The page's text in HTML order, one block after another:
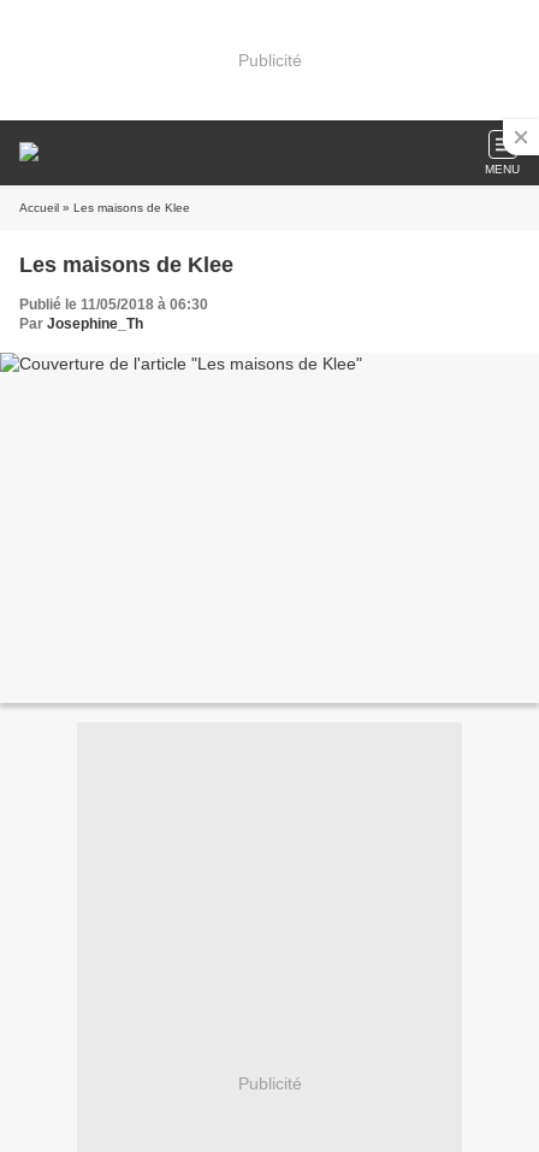
Publicité
MENU
Accueil » Les maisons de Klee
Les maisons de Klee
Publié le 11/05/2018 à 06:30
Par Josephine_Th
Publicité